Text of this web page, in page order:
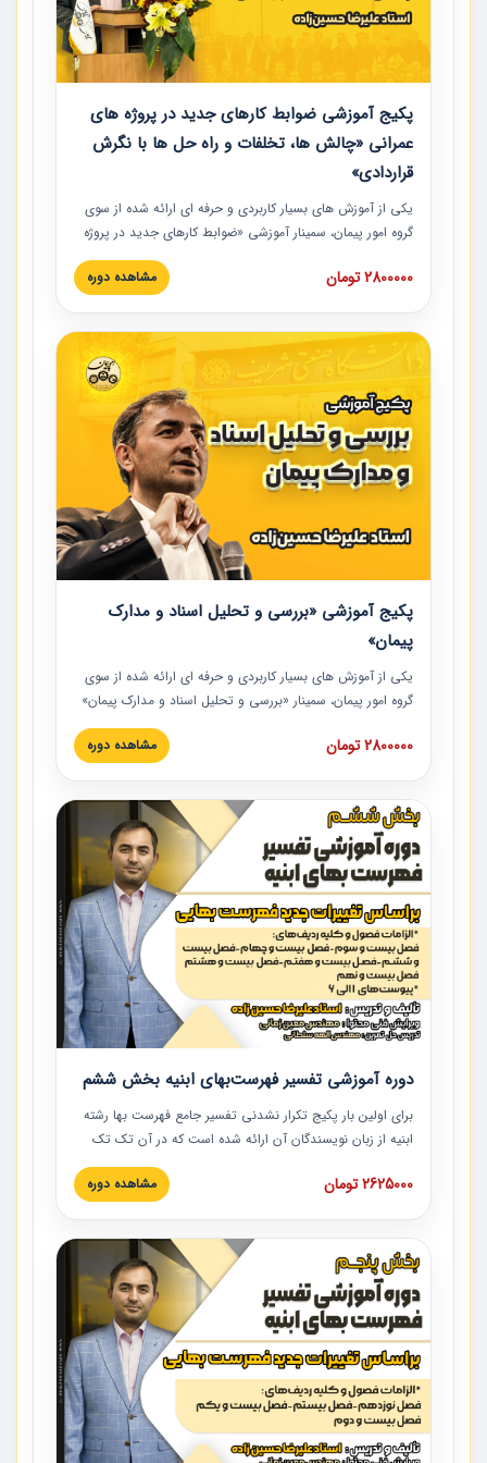
پکیج آموزشی ضوابط کارهای جدید در پروژه های
عمرانی «چالش ها، تخلفات و راه حل ها با نگرش
قراردادی»
یکی از آموزش‏‏‏‏‏‏ های بسیار کاربردی و حرفه‏ ای ارائه شده از سوی
گروه امور پیمان، سمینار آموزشی «ضوابط کارهای جدید در پروژه
های عمرانی» چالش ها، تخلفات و راه حل ها با نگرش قراردادی
است که در محل سندیکای شرکت های ساختمانی کشور ارائه شد.
مدارک پیمان به همراه تجربیات عملی ارائه شده است.
2800000 تومان مشاهده دوره
پکیج آموزشی «بررسی و تحلیل اسناد و مدارک
پیمان»
یکی از آموزش‏‏‏‏‏‏ های بسیار کاربردی و حرفه‏ ای ارائه شده از سوی
گروه امور پیمان، سمینار «بررسی و تحلیل اسناد و مدارک پیمان»
است که در دانشگاه صنعتی شریف ارائه شد. در این آموزش
نکات کلیدی مربوط به اسناد و مدارک پیمان، اولویت بندی اسناد
پیمان به همراه تجربیات عملی در این خصوص ارائه شده است.
2800000 تومان مشاهده دوره
دوره آموزشی تفسیر فهرست‌بهای ابنیه بخش ششم
برای اولین بار پکیج تکرار نشدنی تفسیر جامع فهرست بها رشته
ابنیه از زبان نویسندگان آن ارائه شده است که در آن تک تک
ردیف ها و مطالب فهرست بها تفسیر و ارائه شده است. این
دوره به صورت کامل تصویری بوده و به همراه تصاویر عملیات
دوره با کلام مهندس علیرضاحسین‌زاده مدیر پروژه مهندسی
مشاور در امر بازنگری فهرست بها رشته ابنیه ارائه شده و به تمام
همکارانی که در حوزه صنعت ساخت در حال فعالیت هستند حتما
توصیه می کنیم از مطالب این دوره استفاده نمایند.
2625000 تومان مشاهده دوره